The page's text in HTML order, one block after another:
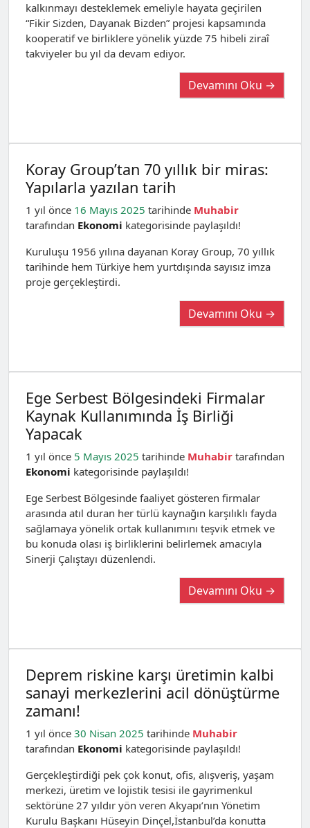
kalkınmayı desteklemek emeliyle hayata geçirilen
“Fikir Sizden, Dayanak Bizden” projesi kapsamında
kooperatif ve birliklere yönelik yüzde 75 hibeli ziraî
takviyeler bu yıl da devam ediyor.
Devamını Oku →
Koray Group’tan 70 yıllık bir miras:
Yapılarla yazılan tarih
1 yıl önce 16 Mayıs 2025 tarihinde Muhabir
tarafından Ekonomi kategorisinde paylaşıldı!
Kuruluşu 1956 yılına dayanan Koray Group, 70 yıllık
tarihinde hem Türkiye hem yurtdışında sayısız imza
proje gerçekleştirdi.
Devamını Oku →
Ege Serbest Bölgesindeki Firmalar
Kaynak Kullanımında İş Birliği
Yapacak
1 yıl önce 5 Mayıs 2025 tarihinde Muhabir tarafından
Ekonomi kategorisinde paylaşıldı!
Ege Serbest Bölgesinde faaliyet gösteren firmalar
arasında atıl duran her türlü kaynağın karşılıklı fayda
sağlamaya yönelik ortak kullanımını teşvik etmek ve
bu konuda olası iş birliklerini belirlemek amacıyla
Sinerji Çalıştayı düzenlendi.
Devamını Oku →
Deprem riskine karşı üretimin kalbi
sanayi merkezlerini acil dönüştürme
zamanı!
1 yıl önce 30 Nisan 2025 tarihinde Muhabir
tarafından Ekonomi kategorisinde paylaşıldı!
Gerçekleştirdiği pek çok konut, ofis, alışveriş, yaşam
merkezi, üretim ve lojistik tesisi ile gayrimenkul
sektörüne 27 yıldır yön veren Akyapı’nın Yönetim
Kurulu Başkanı Hüseyin Dinçel,İstanbul’da konutta